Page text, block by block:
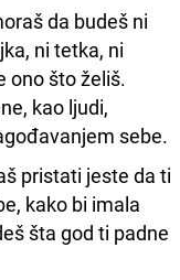
da budeš ni
ni tetka, ni
ono što želiš.
kao ljudi,
sebe.
pristati jeste da ti
kako bi imala
šta god ti padne